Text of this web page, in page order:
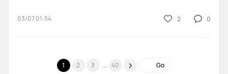
03/07 01:54 2 0
1 2 3 ... 40 Go